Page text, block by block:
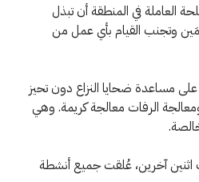
العاملة في المنطقة أن تبذل
وتجنب القيام بأي عمل من
مساعدة ضحايا النزاع دون تحيز
ومعالجة الرفات معالجة كريمة. وهي
آخرين، عُلقت جميع أنشطة